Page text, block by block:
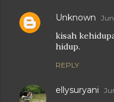
Unknown
kisah
hidup.
REPLY
ellysuryani